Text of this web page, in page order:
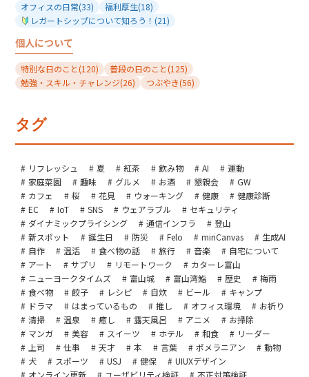
オフィスの日常(33) 福利厚生(18)
レガートシップについて知ろう！ (21)
個人について
特別な日のこと(120) 普段の日のこと(125)
勉強・スキル・チャレンジ(26) つぶやき(56)
タグ
リフレッシュ 夏 紅茶 飲み物 AI
運動
家庭菜園
趣味 グルメ お酒 懇親会
GW
カフェ
桜 花見 ウォーキング 健康
健康診断
EC
IoT SNS ウェアラブル
セキュリティ
ダイナミックプライシング
通信インフラ
登山
新スポット
誕生日 防災 Felo miriCanvas
生成AI
自作
温活 食べ物の話 旅行 音楽
自宅について
アート
サプリ リモートワーク
カターレ富山
ニューヨークタイムズ
富山城 富山湾鮨 歴史
梅雨
食べ物
餃子 レシピ 自炊 ビール
キャンプ
ドラマ
はまっているもの 推し オフィス環境
お祈り
清掃
温泉 癒し 露天風呂 アニメ
お掃除
マンガ
美容 スイーツ ホテル 和食
リーダー
上司
仕事 天才 本 言葉 ポメラニアン
動物
犬
スポーツ USJ 健保
UIUXデザイン